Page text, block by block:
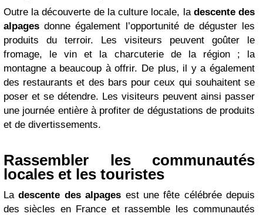
Outre la découverte de la culture locale, la descente des
alpages donne également l’opportunité de déguster les
produits du terroir. Les visiteurs peuvent goûter le
fromage, le vin et la charcuterie de la région ; la
montagne a beaucoup à offrir. De plus, il y a également
des restaurants et des bars pour ceux qui souhaitent se
poser et se détendre. Les visiteurs peuvent ainsi passer
une journée entière à profiter de dégustations de produits
et de divertissements.
Rassembler les communautés
locales et les touristes
Ladescente des alpages est une fête célébrée depuis
des siècles en France et rassemble les communautés